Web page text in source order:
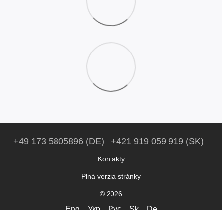
+49 173 5805896 (DE) +421 919 059 919 (SK)
Kontakty
Plná verzia stránky
© 2026